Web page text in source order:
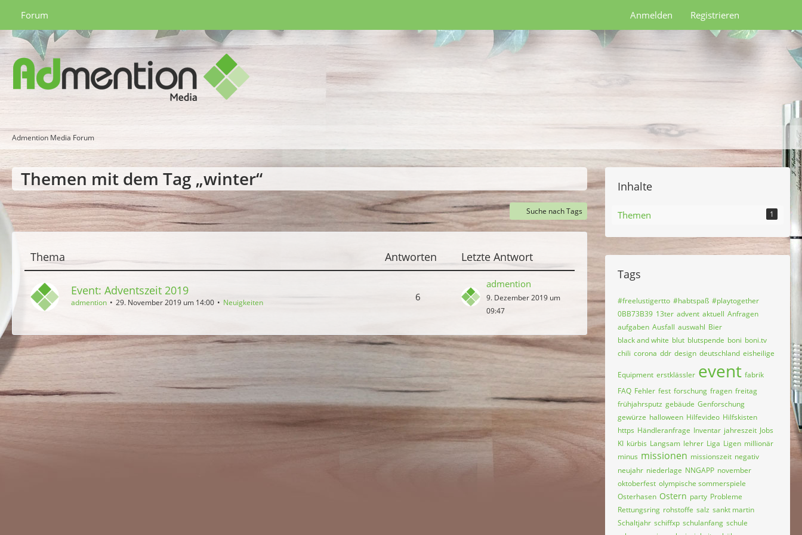
Forum Anmelden Registrieren
Admention Media Forum
Themen mit dem Tag „winter“
Suche nach Tags
Thema Antworten Letzte Antwort
Event: Adventszeit 2019
admention 29. November 2019 um 14:00 Neuigkeiten 6
admention
9. Dezember 2019 um
09:47
Inhalte
Themen 1
Tags
#freelustigertto #habtspaß #playtogether
0BB73B39 13ter advent aktuell Anfragen
aufgaben Ausfall auswahl Bier
black and white blut blutspende boni boni.tv
chili corona ddr design deutschland eisheilige
Equipment erstklässler event fabrik
FAQ Fehler fest forschung fragen freitag
frühjahrsputz gebäude Genforschung
gewürze halloween Hilfevideo Hilfskisten
https Händleranfrage Inventar jahreszeit Jobs
KI kürbis Langsam lehrer Liga Ligen millionär
minus missionen missionszeit negativ
neujahr niederlage NNGAPP november
oktoberfest olympische sommerspiele
Osterhasen Ostern party Probleme
Rettungsring rohstoffe salz sankt martin
Schaltjahr schiffxp schulanfang schule